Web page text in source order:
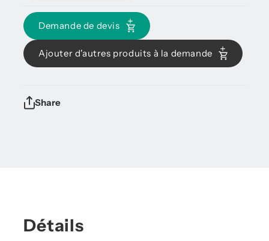
Demande de devis
Ajouter d'autres produits à la demande
Share
Détails